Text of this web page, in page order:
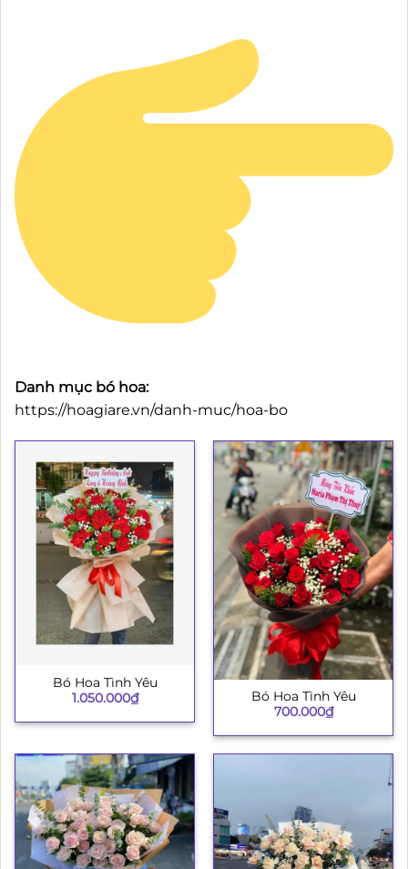
Danh mục bó hoa:
https://hoagiare.vn/danh-muc/hoa-bo
Bó Hoa Tình Yêu
1.050.000₫
Bó Hoa Tình Yêu
700.000₫